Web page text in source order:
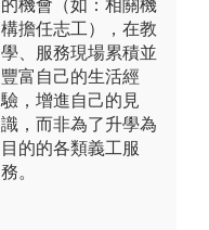
的機會（如：相關機
構擔任志工），在教
學、服務現場累積並
豐富自己的生活經
驗，增進自己的見
識，而非為了升學為
目的的各類義工服
務。